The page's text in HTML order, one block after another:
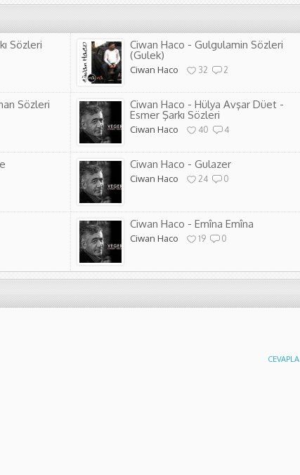
Sözleri
Ciwan Haco - Gulgulamin Sözleri
(Gulek)
Ciwan Haco 32 2
Sözleri Ciwan Haco - Hülya Avşar Düet -
Esmer Şarkı Sözleri
Ciwan Haco 40 4
Ciwan Haco - Gulazer
Ciwan Haco 24 0
Ciwan Haco - Emîna Emîna
Ciwan Haco 19 0
CEVAPLA